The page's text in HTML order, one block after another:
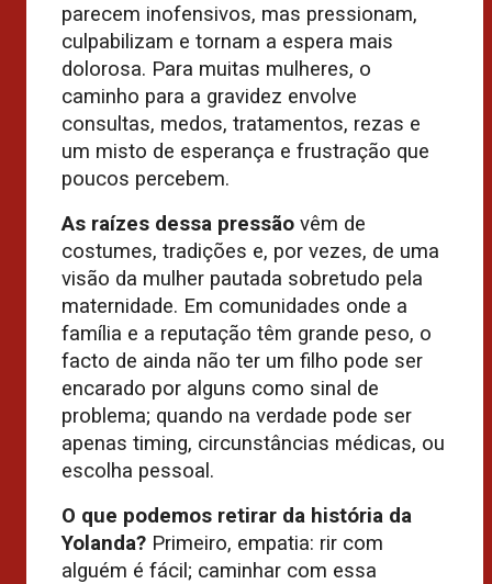
parecem inofensivos, mas pressionam,
culpabilizam e tornam a espera mais
dolorosa. Para muitas mulheres, o
caminho para a gravidez envolve
consultas, medos, tratamentos, rezas e
um misto de esperança e frustração que
poucos percebem.
As raízes dessa pressão vêm de
costumes, tradições e, por vezes, de uma
visão da mulher pautada sobretudo pela
maternidade. Em comunidades onde a
família e a reputação têm grande peso, o
facto de ainda não ter um filho pode ser
encarado por alguns como sinal de
problema; quando na verdade pode ser
apenas timing, circunstâncias médicas, ou
escolha pessoal.
O que podemos retirar da história da
Yolanda? Primeiro, empatia: rir com
alguém é fácil; caminhar com essa